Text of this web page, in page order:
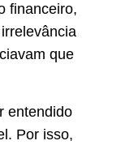
financeiro,
que
entendido
Por isso,